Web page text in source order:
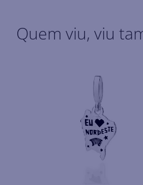
Quem viu, viu